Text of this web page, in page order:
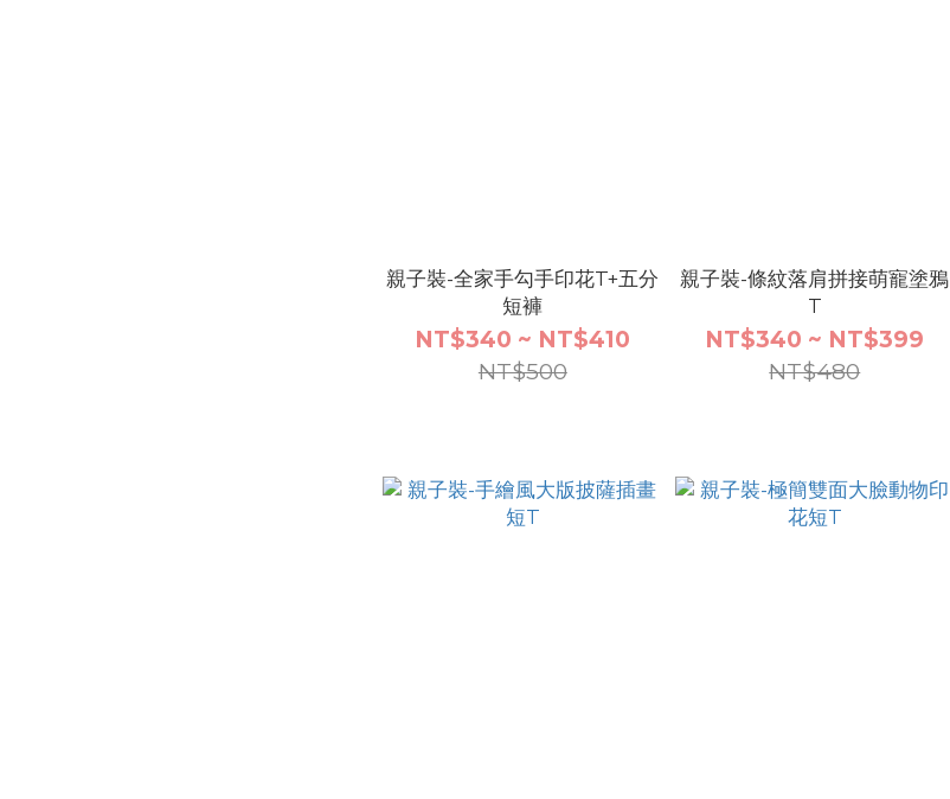
親子裝-全家手勾手印花T+五分
短褲
NT$340 ~ NT$410
NT$500
親子裝-條紋落肩拼接萌寵塗鴉
T
NT$340 ~ NT$399
NT$480